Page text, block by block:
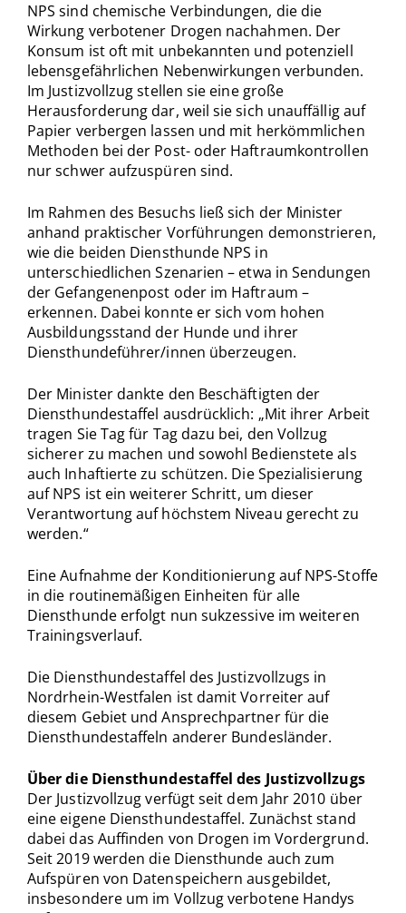
NPS sind chemische Verbindungen, die die
Wirkung verbotener Drogen nachahmen. Der
Konsum ist oft mit unbekannten und potenziell
lebensgefährlichen Nebenwirkungen verbunden.
Im Justizvollzug stellen sie eine große
Herausforderung dar, weil sie sich unauffällig auf
Papier verbergen lassen und mit herkömmlichen
Methoden bei der Post- oder Haftraumkontrollen
nur schwer aufzuspüren sind.
Im Rahmen des Besuchs ließ sich der Minister
anhand praktischer Vorführungen demonstrieren,
wie die beiden Diensthunde NPS in
unterschiedlichen Szenarien – etwa in Sendungen
der Gefangenenpost oder im Haftraum –
erkennen. Dabei konnte er sich vom hohen
Ausbildungsstand der Hunde und ihrer
Diensthundeführer/innen überzeugen.
Der Minister dankte den Beschäftigten der
Diensthundestaffel ausdrücklich: „Mit ihrer Arbeit
tragen Sie Tag für Tag dazu bei, den Vollzug
sicherer zu machen und sowohl Bedienstete als
auch Inhaftierte zu schützen. Die Spezialisierung
auf NPS ist ein weiterer Schritt, um dieser
Verantwortung auf höchstem Niveau gerecht zu
werden.“
Eine Aufnahme der Konditionierung auf NPS-Stoffe
in die routinemäßigen Einheiten für alle
Diensthunde erfolgt nun sukzessive im weiteren
Trainingsverlauf.
Die Diensthundestaffel des Justizvollzugs in
Nordrhein-Westfalen ist damit Vorreiter auf
diesem Gebiet und Ansprechpartner für die
Diensthundestaffeln anderer Bundesländer.
Über die Diensthundestaffel des Justizvollzugs
Der Justizvollzug verfügt seit dem Jahr 2010 über
eine eigene Diensthundestaffel. Zunächst stand
dabei das Auffinden von Drogen im Vordergrund.
Seit 2019 werden die Diensthunde auch zum
Aufspüren von Datenspeichern ausgebildet,
insbesondere um im Vollzug verbotene Handys